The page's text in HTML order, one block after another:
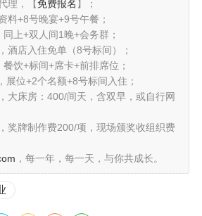
理，【免费报名 】；
料+8号晚宴+9号午餐；
上+双人间1晚+会务群；
酒店入住免单（8号标间）；
饮+标间+席卡+前排席位；
展位+2个名额+8号标间入住；
大床房：400/间天，含双早，或自行网
奖牌制作费200/项，现场颁奖收组织费
，每一年，每一天，与你共成长。